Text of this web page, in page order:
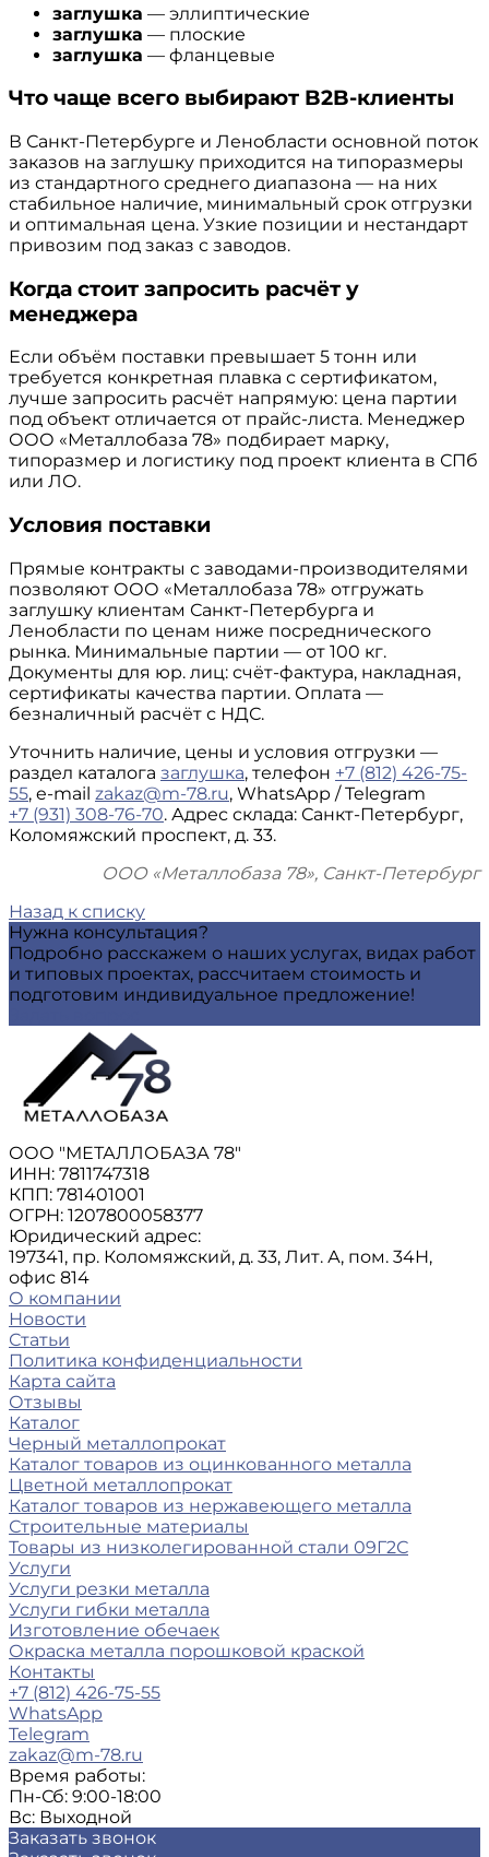
заглушка — эллиптические
заглушка — плоские
заглушка — фланцевые
Что чаще всего выбирают B2B-клиенты
В Санкт-Петербурге и Ленобласти основной поток
заказов на заглушку приходится на типоразмеры
из стандартного среднего диапазона — на них
стабильное наличие, минимальный срок отгрузки
и оптимальная цена. Узкие позиции и нестандарт
привозим под заказ с заводов.
Когда стоит запросить расчёт у
менеджера
Если объём поставки превышает 5 тонн или
требуется конкретная плавка с сертификатом,
лучше запросить расчёт напрямую: цена партии
под объект отличается от прайс-листа. Менеджер
ООО «Металлобаза 78» подбирает марку,
типоразмер и логистику под проект клиента в СПб
или ЛО.
Условия поставки
Прямые контракты с заводами-производителями
позволяют ООО «Металлобаза 78» отгружать
заглушку клиентам Санкт-Петербурга и
Ленобласти по ценам ниже посреднического
рынка. Минимальные партии — от 100 кг.
Документы для юр. лиц: счёт-фактура, накладная,
сертификаты качества партии. Оплата —
безналичный расчёт с НДС.
Уточнить наличие, цены и условия отгрузки —
раздел каталога заглушка, телефон +7 (812) 426-75-
55, e-mail zakaz@m-78.ru, WhatsApp / Telegram
+7 (931) 308-76-70. Адрес склада: Санкт-Петербург,
Коломяжский проспект, д. 33.
ООО «Металлобаза 78», Санкт-Петербург
Назад к списку
Нужна консультация?
Подробно расскажем о наших услугах, видах работ
и типовых проектах, рассчитаем стоимость и
подготовим индивидуальное предложение!
ООО "МЕТАЛЛОБАЗА 78"
ИНН: 7811747318
КПП: 781401001
ОГРН: 1207800058377
Юридический адрес:
197341, пр. Коломяжский, д. 33, Лит. А, пом. 34Н,
офис 814
О компании
Новости
Статьи
Политика конфиденциальности
Карта сайта
Отзывы
Каталог
Черный металлопрокат
Каталог товаров из оцинкованного металла
Цветной металлопрокат
Каталог товаров из нержавеющего металла
Строительные материалы
Товары из низколегированной стали 09Г2С
Услуги
Услуги резки металла
Услуги гибки металла
Изготовление обечаек
Окраска металла порошковой краской
Контакты
+7 (812) 426-75-55
WhatsApp
Telegram
zakaz@m-78.ru
Время работы:
Пн-Сб: 9:00-18:00
Вс: Выходной
Заказать звонок